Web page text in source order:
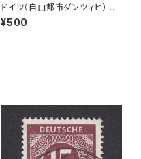
ドイツ（自由都市ダンツィヒ） 3P
f Mi#216 使用済み切手｜DA
NZIG 2.9.1930
¥500